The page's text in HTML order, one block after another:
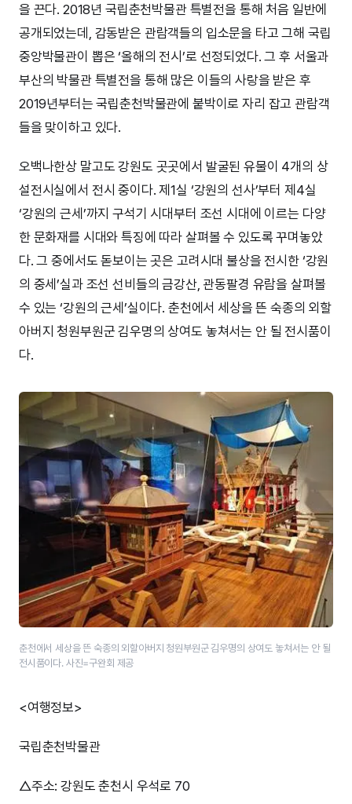
을 끈다. 2018년 국립춘천박물관 특별전을 통해 처음 일반에
공개되었는데, 감동받은 관람객들의 입소문을 타고 그해 국립
중앙박물관이 뽑은 ‘올해의 전시’로 선정되었다. 그 후 서울과
부산의 박물관 특별전을 통해 많은 이들의 사랑을 받은 후
2019년부터는 국립춘천박물관에 붙박이로 자리 잡고 관람객
들을 맞이하고 있다.
오백나한상 말고도 강원도 곳곳에서 발굴된 유물이 4개의 상
설전시실에서 전시 중이다. 제1실 ‘강원의 선사’부터 제4실
‘강원의 근세’까지 구석기 시대부터 조선 시대에 이르는 다양
한 문화재를 시대와 특징에 따라 살펴볼 수 있도록 꾸며놓았
다. 그 중에서도 돋보이는 곳은 고려시대 불상을 전시한 ‘강원
의 중세’실과 조선 선비들의 금강산, 관동팔경 유람을 살펴볼
수 있는 ‘강원의 근세’실이다. 춘천에서 세상을 뜬 숙종의 외할
아버지 청원부원군 김우명의 상여도 놓쳐서는 안 될 전시품이
다.
춘천에서 세상을 뜬 숙종의 외할아버지 청원부원군 김우명의 상여도 놓쳐서는 안 될
전시품이다. 사진=구완회 제공
<여행정보>
국립춘천박물관
△주소: 강원도 춘천시 우석로 70